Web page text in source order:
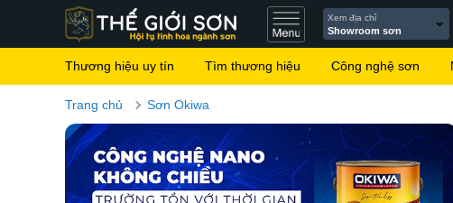
Xem địa chỉ
Showroom sơn
Thương hiệu uy tín Tìm thương hiệu Công nghệ sơn
Trang chủ Sơn Okiwa